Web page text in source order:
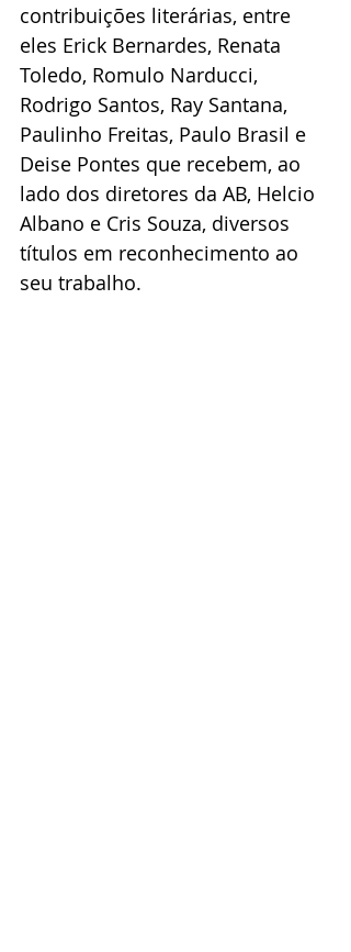
contribuições literárias, entre
eles Erick Bernardes, Renata
Toledo, Romulo Narducci,
Rodrigo Santos, Ray Santana,
Paulinho Freitas, Paulo Brasil e
Deise Pontes que recebem, ao
lado dos diretores da AB, Helcio
Albano e Cris Souza, diversos
títulos em reconhecimento ao
seu trabalho.